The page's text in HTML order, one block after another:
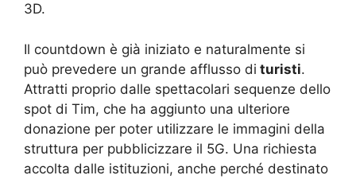
3D.
Il countdown è già iniziato e naturalmente si
può prevedere un grande afflusso di turisti.
Attratti proprio dalle spettacolari sequenze dello
spot di Tim, che ha aggiunto una ulteriore
donazione per poter utilizzare le immagini della
struttura per pubblicizzare il 5G. Una richiesta
accolta dalle istituzioni, anche perché destinato